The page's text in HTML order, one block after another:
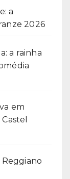
a
2026
a rainha
em